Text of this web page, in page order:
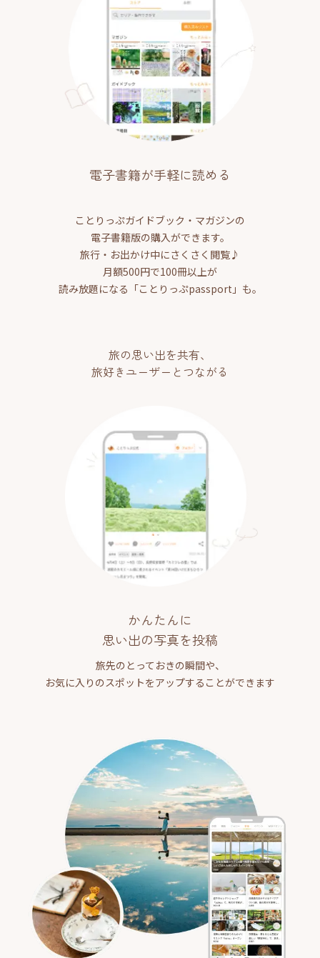
電子書籍が手軽に読める
ことりっぷガイドブック・マガジンの
電子書籍版の購入ができます。
旅行・お出かけ中にさくさく閲覧♪
月額500円で100冊以上が
読み放題になる「ことりっぷpassport」も。
旅の思い出を共有、
旅好きユーザーとつながる
かんたんに
思い出の写真を投稿
旅先のとっておきの瞬間や、
お気に入りのスポットをアップすることができます